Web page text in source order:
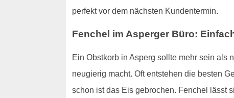
perfekt vor dem nächsten Kundentermin.
Fenchel im Asperger Büro:
Ein Obstkorb in Asperg sollte mehr sein als
neugierig macht. Oft entstehen die besten
schon ist das Eis gebrochen. Fenchel lässt